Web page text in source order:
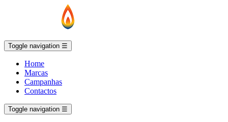
Toggle navigation ☰
Home
Marcas
Campanhas
Contactos
Toggle navigation ☰